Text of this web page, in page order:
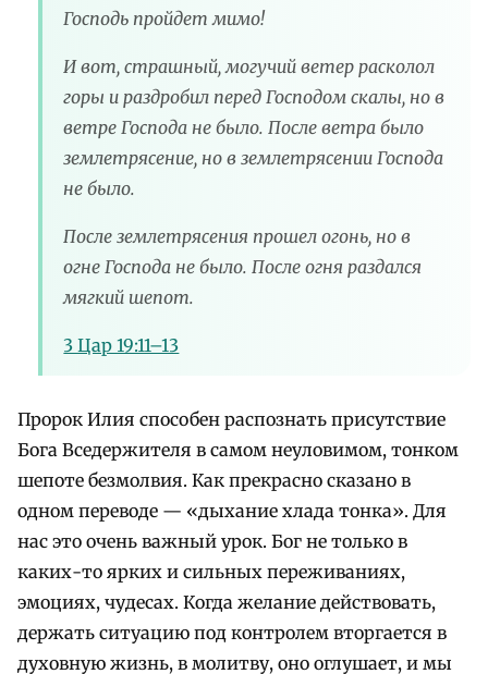
Господь пройдет мимо!
И вот, страшный, могучий ветер расколол
горы и раздробил перед Господом скалы, но в
ветре Господа не было. После ветра было
землетрясение, но в землетрясении Господа
не было.
После землетрясения прошел огонь, но в
огне Господа не было. После огня раздался
мягкий шепот.
3 Цар 19:11–13
Пророк Илия способен распознать присутствие
Бога Вседержителя в самом неуловимом, тонком
шепоте безмолвия. Как прекрасно сказано в
одном переводе — «дыхание хлада тонка». Для
нас это очень важный урок. Бог не только в
каких-то ярких и сильных переживаниях,
эмоциях, чудесах. Когда желание действовать,
держать ситуацию под контролем вторгается в
духовную жизнь, в молитву, оно оглушает, и мы